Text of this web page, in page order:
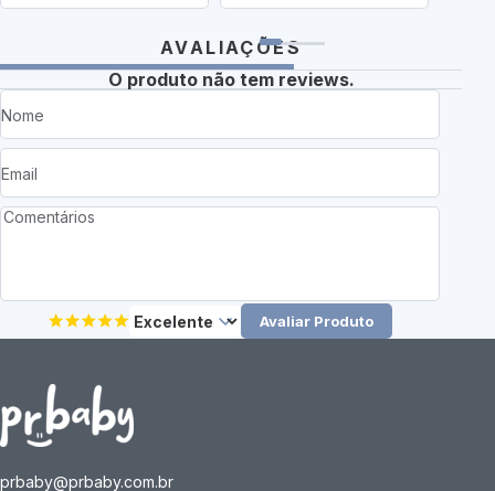
AVALIAÇÕES
O produto não tem reviews.
Avaliar Produto
prbaby@prbaby.com.br